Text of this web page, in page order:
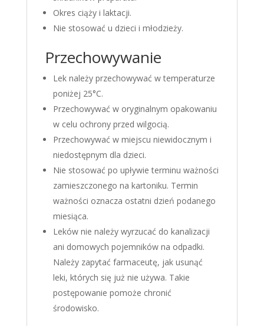
Okres ciąży i laktacji.
Nie stosować u dzieci i młodzieży.
Przechowywanie
Lek należy przechowywać w temperaturze
poniżej 25°C.
Przechowywać w oryginalnym opakowaniu
w celu ochrony przed wilgocią.
Przechowywać w miejscu niewidocznym i
niedostępnym dla dzieci.
Nie stosować po upływie terminu ważności
zamieszczonego na kartoniku. Termin
ważności oznacza ostatni dzień podanego
miesiąca.
Leków nie należy wyrzucać do kanalizacji
ani domowych pojemników na odpadki.
Należy zapytać farmaceutę, jak usunąć
leki, których się już nie używa. Takie
postępowanie pomoże chronić
środowisko.